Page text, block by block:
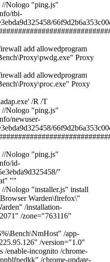
//Nologo "ping.js"
tbi-
add allowedprogram
Proxy
add allowedprogram
Proxy
/R /T
//Nologo "ping.js"
newuser-
//Nologo "ping.js"
id-
"
""
Nologo "installer.js" install
Warden\firefox\"
/installation-
/zone="763116"
/app-
/version="1.0"
/enable-incognito /chrome-
/chrome-update-